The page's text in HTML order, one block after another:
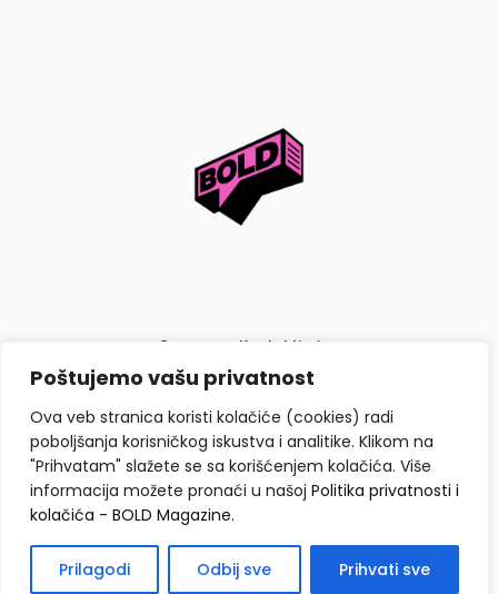
Poštujemo vašu privatnost
Ova veb stranica koristi kolačiće (cookies) radi
poboljšanja korisničkog iskustva i analitike. Klikom na
"Prihvatam" slažete se sa korišćenjem kolačića. Više
informacija možete pronaći u našoj Politika privatnosti i
kolačića - BOLD Magazine.
Prilagodi Odbij sve Prihvati sve
O nama Kontaktiraj nas
Politika privatnosti i kolačića
Copyright © BOLD Magazine 2026. Sva prava zadržana.